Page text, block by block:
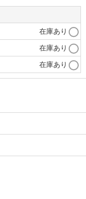
在庫あり
在庫あり
在庫あり